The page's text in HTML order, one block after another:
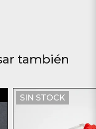
también
SIN STOCK